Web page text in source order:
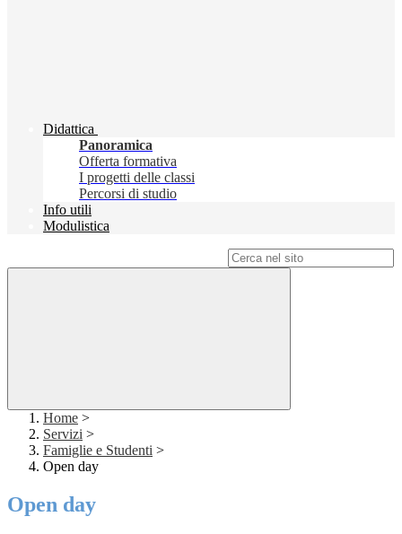
Didattica
Panoramica
Offerta formativa
I progetti delle classi
Percorsi di studio
Info utili
Modulistica
Home >
Servizi >
Famiglie e Studenti >
Open day
Open day